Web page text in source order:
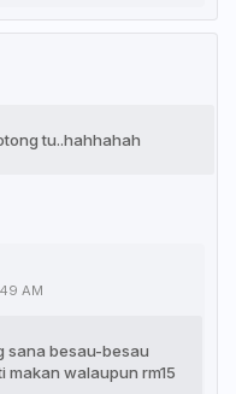
tu..hahhahah
AM
sana besau-besau
makan walaupun rm15